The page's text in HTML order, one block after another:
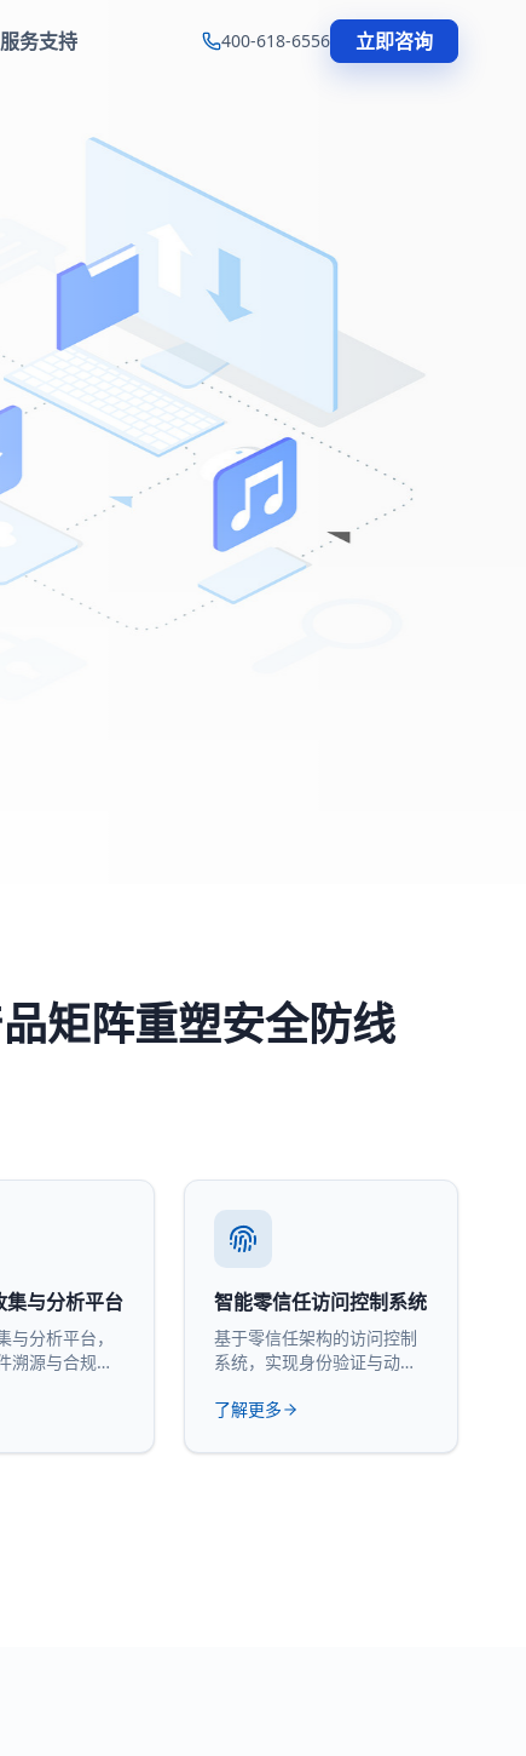
服务支持 400-618-6556 立即咨询
矩阵重塑安全防线
集与分析平台
与分析平台，
溯源与合规审
智能零信任访问控制系统
基于零信任架构的访问控制
系统，实现身份验证与动态
了解更多